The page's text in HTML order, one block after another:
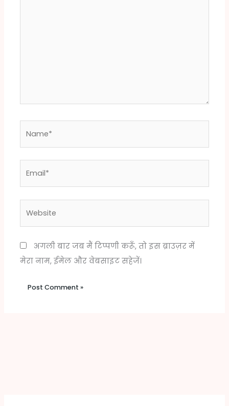
अगली बार जब मैं टिप्पणी करूँ, तो इस ब्राउज़र में
मेरा नाम, ईमेल और वेबसाइट सहेजें।